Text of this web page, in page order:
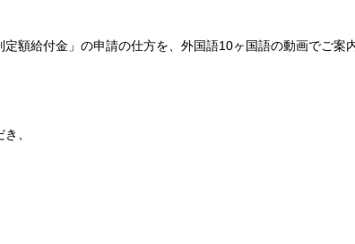
額給付金」の申請の仕方を、外国語10ヶ国語の動画でご案
、